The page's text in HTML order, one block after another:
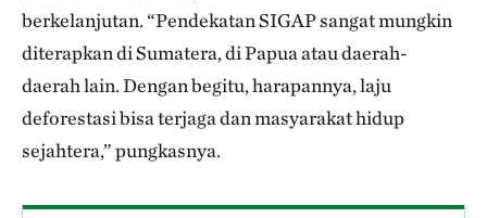
berkelanjutan. “Pendekatan SIGAP sangat mungkin
diterapkan di Sumatera, di Papua atau daerah-
daerah lain. Dengan begitu, harapannya, laju
deforestasi bisa terjaga dan masyarakat hidup
sejahtera,” pungkasnya.